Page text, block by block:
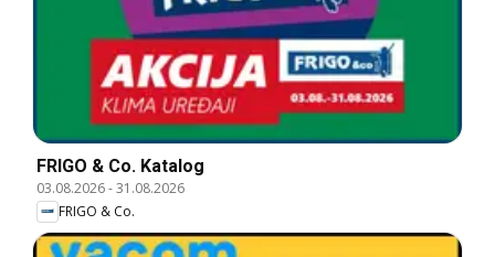
FRIGO & Co. Katalog
03.08.2026-31.08.2026
FRIGO & Co.